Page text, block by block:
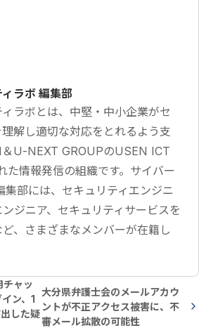
ラボ 編集部
ラボとは、中堅・中小企業がセ
解し適切な対応をとれるよう支
U-NEXT GROUPのUSEN ICT
た情報発信の組織です。サイバー
集部には、セキュリティエンジニ
ジニア、セキュリティサービスを
、さまざまなメンバーが在籍し
チャッ
ン、1
した疑
大分県弁護士会のメールアカウ
ントが不正アクセス被害に、不
審メール拡散の可能性